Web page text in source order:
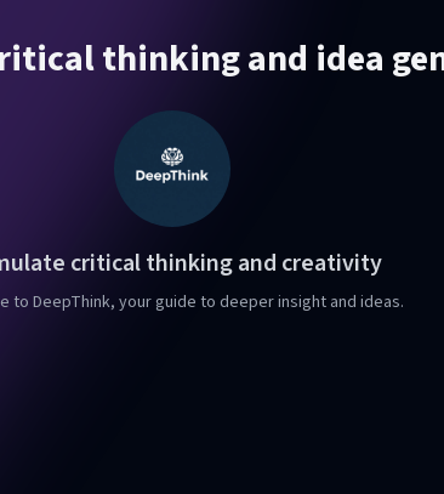
thinking and idea
critical thinking and creativity
to DeepThink, your guide to deeper insight and ideas.